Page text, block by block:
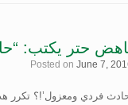
حتر يكتب:
Posted on June 7,
فردي ومعزول’!؟ تكرر